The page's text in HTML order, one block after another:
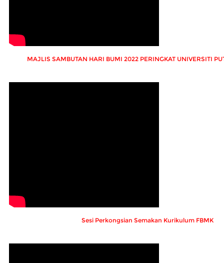
MAJLIS SAMBUTAN HARI BUMI 2022 PERINGKAT UNIVERSITI
Sesi Perkongsian Semakan Kurikulum FBMK